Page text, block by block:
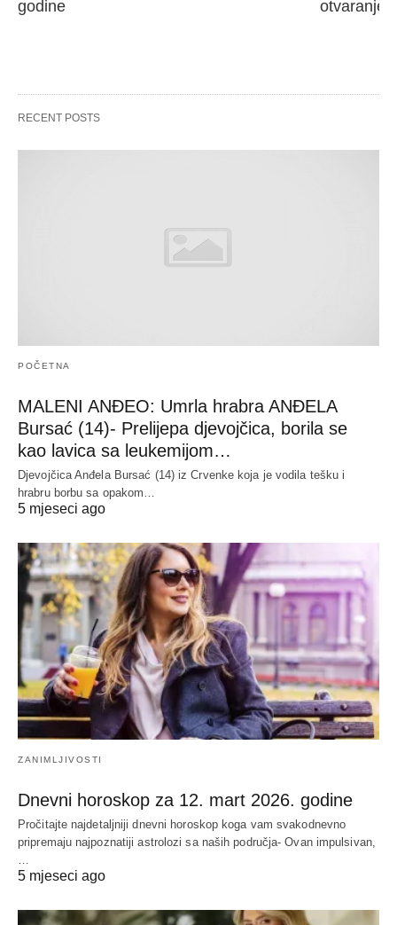
godine otvaranje
RECENT POSTS
POČETNA
MALENI ANĐEO: Umrla hrabra ANĐELA
Bursać (14)- Prelijepa djevojčica, borila se
kao lavica sa leukemijom…
Djevojčica Anđela Bursać (14) iz Crvenke koja je vodila tešku i
hrabru borbu sa opakom…
5 mjeseci ago
ZANIMLJIVOSTI
Dnevni horoskop za 12. mart 2026. godine
Pročitajte najdetaljniji dnevni horoskop koga vam svakodnevno
pripremaju najpoznatiji astrolozi sa naših područja- Ovan impulsivan,
5 mjeseci ago